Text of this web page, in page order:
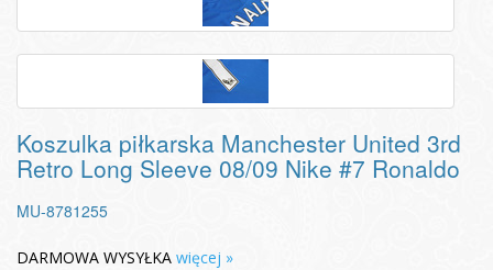
Koszulka piłkarska Manchester United 3rd
Retro Long Sleeve 08/09 Nike #7 Ronaldo
MU-8781255
DARMOWA WYSYŁKA więcej »